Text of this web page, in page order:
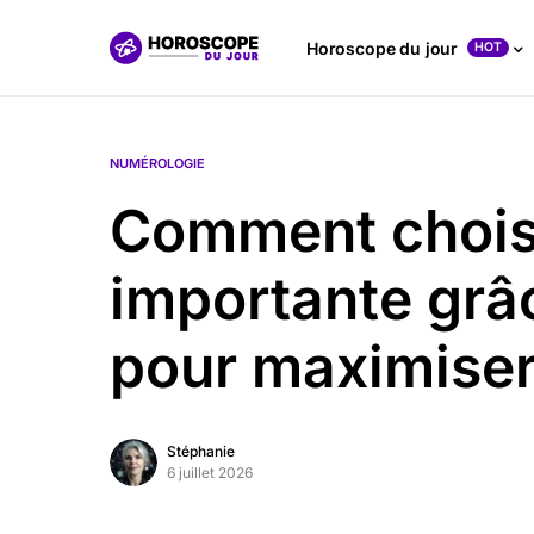
Horoscope du jour HOT
NUMÉROLOGIE
Comment
importante
pour
Stéphanie
6 juillet 2026